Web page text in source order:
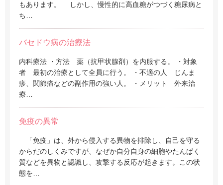
もあります。 しかし、慢性的に高血糖がつづく糖尿病と
ち…
バセドウ病の治療法
内科療法 ・方法 薬（抗甲状腺剤）を内服する。 ・対象
者 最初の治療として全員に行う。 ・不適の人 じんま
疹、関節痛などの副作用の強い人。 ・メリット 外来治
療…
免疫の異常
「免疫」は、外から侵入する異物を排除し、自己を守る
からだのしくみですが、なぜか自分自身の細胞やたんぱく
質などを異物と認識し、攻撃する反応が起きます。この状
態を…